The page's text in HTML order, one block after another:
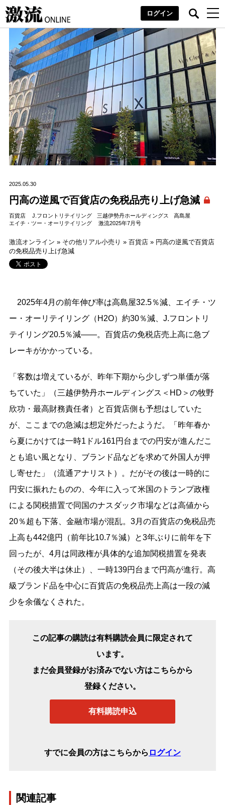
ログイン
2025.05.30
円高の逆風で百貨店の免税品売り上げ急減
百貨店 J.フロントリテイリング 三越伊勢丹ホールディングス
高島屋
エイチ・ツー・オーリテイリング
激流2025年7月号
激流オンライン » その他リアル小売り » 百貨店» 円高の逆風で百貨店
の免税品売り上げ急減
2025年4月の前年伸び率は高島屋32.5％減、エイチ・ツ
ー・オーリテイリング（H2O）約30％減、J.フロントリ
テイリング20.5％減――。百貨店の免税店売上高に急ブ
レーキがかかっている。
「客数は増えているが、昨年下期から少しずつ単価が落
ちていた」（三越伊勢丹ホールディングス＜HD＞の牧野
欣功・最高財務責任者）と百貨店側も予想はしていた
が、ここまでの急減は想定外だったようだ。「昨年春か
ら夏にかけては一時1ドル161円台までの円安が進んだこ
とも追い風となり、ブランド品などを求めて外国人が押
し寄せた」（流通アナリスト）。だがその後は一時的に
円安に振れたものの、今年に入って米国のトランプ政権
による関税措置で同国のナスダック市場などは高値から
20％超も下落、金融市場が混乱。3月の百貨店の免税品売
上高も442億円（前年比10.7％減）と3年ぶりに前年を下
回ったが、4月は同政権が具体的な追加関税措置を発表
（その後大半は休止）、一時139円台まで円高が進行。高
級ブランド品を中心に百貨店の免税品売上高は一段の減
少を余儀なくされた。
この記事の購読は有料購読会員に限定されて
います。
まだ会員登録がお済みでない方はこちらから
登録ください。
有料購読申込
すでに会員の方はこちらから ログイン
関連記事